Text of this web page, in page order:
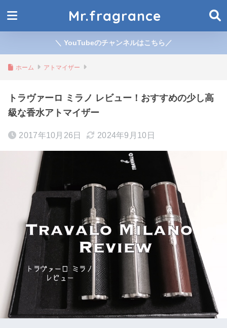
Mr.fragrance
＼ YouTubeのチャンネルはこちら／
ホーム アトマイザー
トラヴァーロ ミラノ レビュー！おすすめの少し高
級な香水アトマイザー
2017年10月26日 2024年9月10日